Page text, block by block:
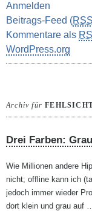
Anmelden
Beitrags-Feed (RSS
Kommentare als
WordPress.org
Archiv für
Drei Farben: Grau
Wie Millionen andere
nicht; offline kann ich
jedoch immer wieder
dort klein und grau auf